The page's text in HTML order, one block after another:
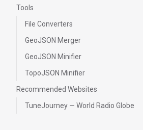
Tools
File Converters
GeoJSON Merger
GeoJSON Minifier
TopoJSON Minifier
Recommended Websites
TuneJourney — World Radio Globe